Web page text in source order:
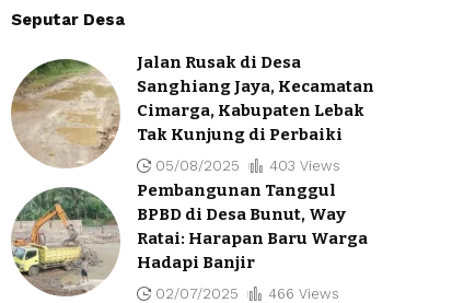
Seputar Desa
Jalan Rusak di Desa
Sanghiang Jaya, Kecamatan
Cimarga, Kabupaten Lebak
Tak Kunjung di Perbaiki
05/08/2025 403 Views
Pembangunan Tanggul
BPBD di Desa Bunut, Way
Ratai: Harapan Baru Warga
Hadapi Banjir
02/07/2025 466 Views